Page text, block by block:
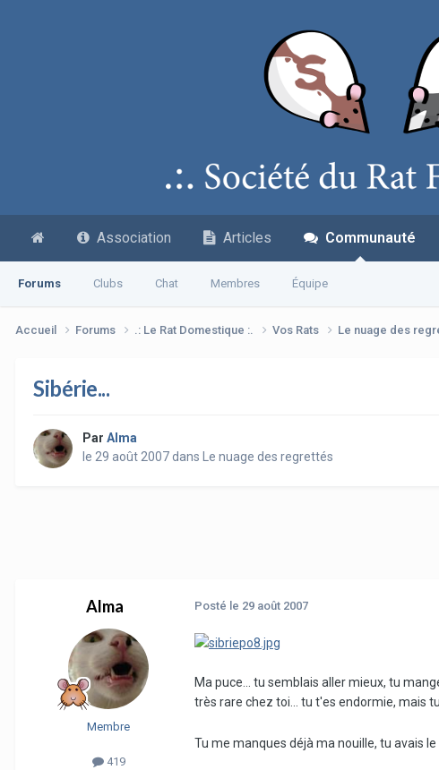
Association Articles Communauté
Forums Clubs Chat Membres Équipe
Accueil Forums .: Le Rat Domestique :. Vos Rats Le nuage des
Sibérie...
Par Alma
le 29 août 2007dans Le nuage des regrettés
Alma
Membre
419
Posté le 29 août 2007
Ma puce... tu semblais aller mieux, tu
très rare chez toi... tu t'es endormie, mais
Tu me manques déjà ma nouille, tu avais